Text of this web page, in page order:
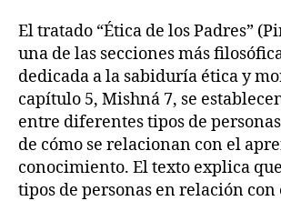
El tratado “Ética de los Padres”
una de las secciones más
dedicada a la sabiduría ética y
capítulo 5, Mishná 7, se
entre diferentes tipos de
de cómo se relacionan con el
conocimiento. El texto explica
tipos de personas en relación con